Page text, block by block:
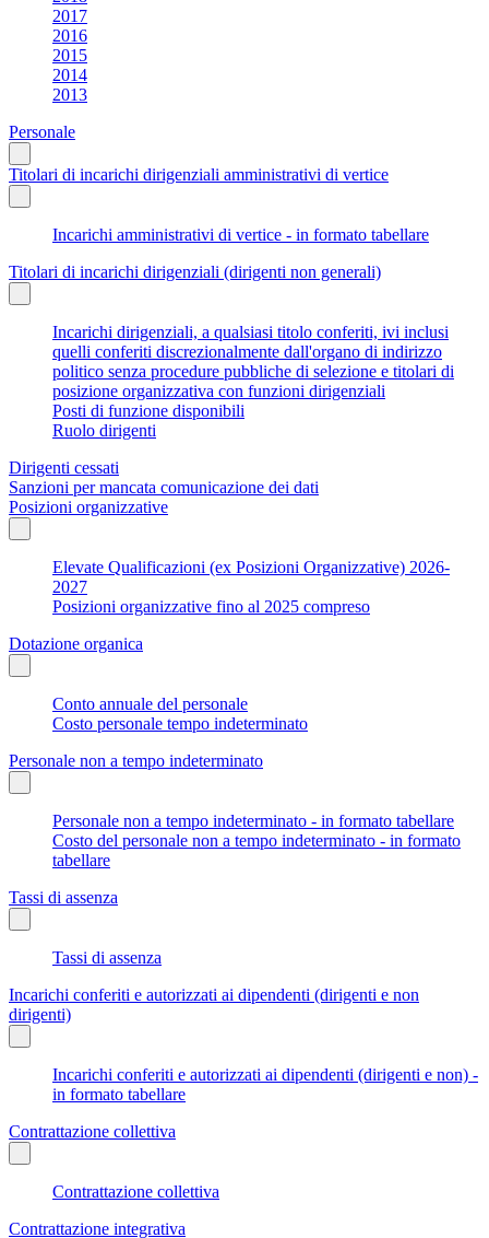
2017
2016
2015
2014
2013
Personale
Titolari di incarichi dirigenziali amministrativi di vertice
Incarichi amministrativi di vertice - in formato tabellare
Titolari di incarichi dirigenziali (dirigenti non generali)
Incarichi dirigenziali, a qualsiasi titolo conferiti, ivi inclusi
quelli conferiti discrezionalmente dall'organo di indirizzo
politico senza procedure pubbliche di selezione e titolari di
posizione organizzativa con funzioni dirigenziali
Posti di funzione disponibili
Ruolo dirigenti
Dirigenti cessati
Sanzioni per mancata comunicazione dei dati
Posizioni organizzative
Elevate Qualificazioni (ex Posizioni Organizzative) 2026-
2027
Posizioni organizzative fino al 2025 compreso
Dotazione organica
Conto annuale del personale
Costo personale tempo indeterminato
Personale non a tempo indeterminato
Personale non a tempo indeterminato - in formato tabellare
Costo del personale non a tempo indeterminato - in formato
tabellare
Tassi di assenza
Tassi di assenza
Incarichi conferiti e autorizzati ai dipendenti (dirigenti e non
dirigenti)
Incarichi conferiti e autorizzati ai dipendenti (dirigenti e non) -
in formato tabellare
Contrattazione collettiva
Contrattazione collettiva
Contrattazione integrativa